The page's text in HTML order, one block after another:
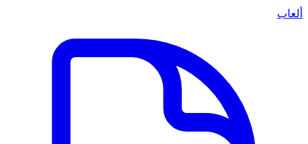
ألعاب